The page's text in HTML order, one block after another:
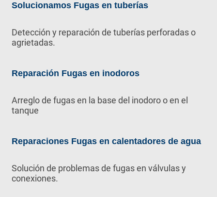
Solucionamos Fugas en tuberías
Detección y reparación de tuberías perforadas o
agrietadas.
Reparación Fugas en inodoros
Arreglo de fugas en la base del inodoro o en el
tanque
Reparaciones Fugas en calentadores de agua
Solución de problemas de fugas en válvulas y
conexiones.